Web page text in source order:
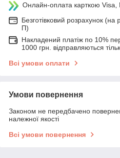
Онлайн-оплата карткою
Безготівковий розрахунок
П)
Накладений платіж по 10%
1000 грн. відправляються
Всі умови оплати
Умови повернення
Законом не передбачено
належної якості
Всі умови повернення